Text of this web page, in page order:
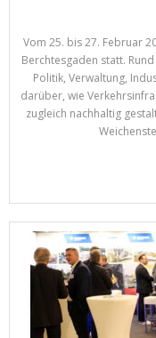
Vom 25. bis 27. Februar
Berchtesgaden statt.
Politik, Verwaltung,
darüber, wie
zugleich nachhaltig